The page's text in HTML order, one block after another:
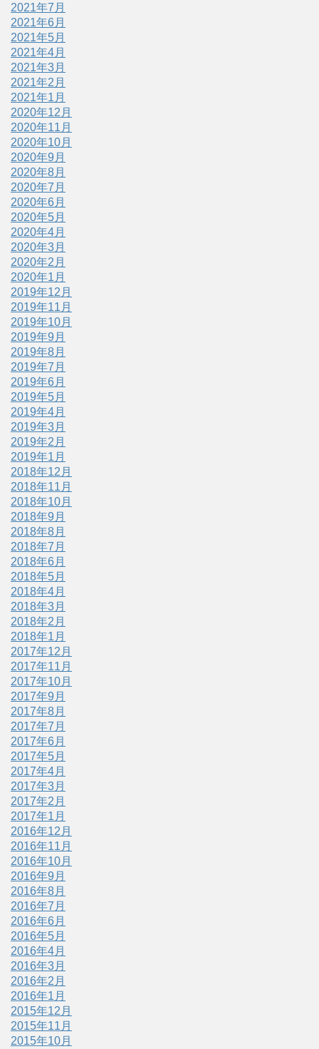
2021年7月
2021年6月
2021年5月
2021年4月
2021年3月
2021年2月
2021年1月
2020年12月
2020年11月
2020年10月
2020年9月
2020年8月
2020年7月
2020年6月
2020年5月
2020年4月
2020年3月
2020年2月
2020年1月
2019年12月
2019年11月
2019年10月
2019年9月
2019年8月
2019年7月
2019年6月
2019年5月
2019年4月
2019年3月
2019年2月
2019年1月
2018年12月
2018年11月
2018年10月
2018年9月
2018年8月
2018年7月
2018年6月
2018年5月
2018年4月
2018年3月
2018年2月
2018年1月
2017年12月
2017年11月
2017年10月
2017年9月
2017年8月
2017年7月
2017年6月
2017年5月
2017年4月
2017年3月
2017年2月
2017年1月
2016年12月
2016年11月
2016年10月
2016年9月
2016年8月
2016年7月
2016年6月
2016年5月
2016年4月
2016年3月
2016年2月
2016年1月
2015年12月
2015年11月
2015年10月